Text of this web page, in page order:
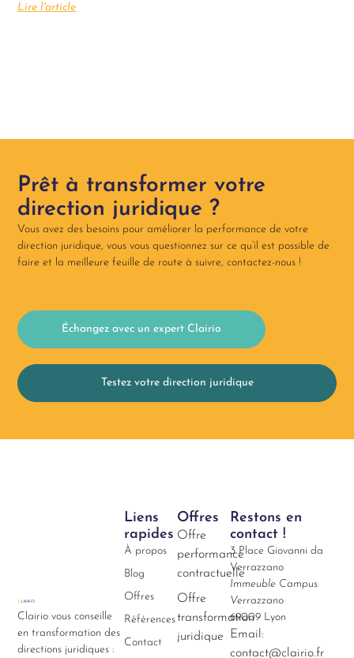
Lire l'article
Prêt à transformer votre
direction juridique ?
Vous avez des besoins pour améliorer la performance de votre
direction juridique, vous vous questionnez sur ce qu’il est possible de
faire et la meilleure feuille de route à suivre, contactez-nous !​
Échangez avec un expert Clairio
Testez votre direction juridique
Clairio vous conseille
en transformation des
directions juridiques :
Offres
Offre
performance
contractuelle
Offre
transformation
juridique
Liens
rapides
À propos
Blog
Offres
Références
Contact
Restons en
contact !
3 Place Giovanni da
Verrazzano
Immeuble Campus
Verrazzano
69009 Lyon
Email:
contact@clairio.fr